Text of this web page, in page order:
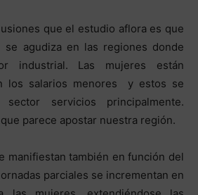
que el estudio aflora es que
se agudiza en las regiones donde
industrial. Las mujeres están
los salarios menores y estos se
servicios principalmente.
parece apostar nuestra región.
manifiestan también en función del
parciales se incrementan en